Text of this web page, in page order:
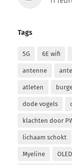
Tags
5G 6E wifi
antenne
atleten
dode vogels
klachten door
lichaam schokt
Myeline OLED